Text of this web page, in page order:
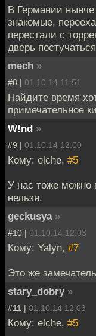
В Германии
знакомые,
перестали с
дверь
mech »
#8 | 01.10.14 11:51
Найдите время
примечательное
W!nd »
#9 | 01.10.14 12:00
Кому: elche, #5
У нас тоже можно
нельзя.
geckusya »
#10 | 01.10.14 12:03
Кому: Yalyn, #7
Это же
stary_dobry »
#11 | 01.10.14 12:03
Кому: elche, #5